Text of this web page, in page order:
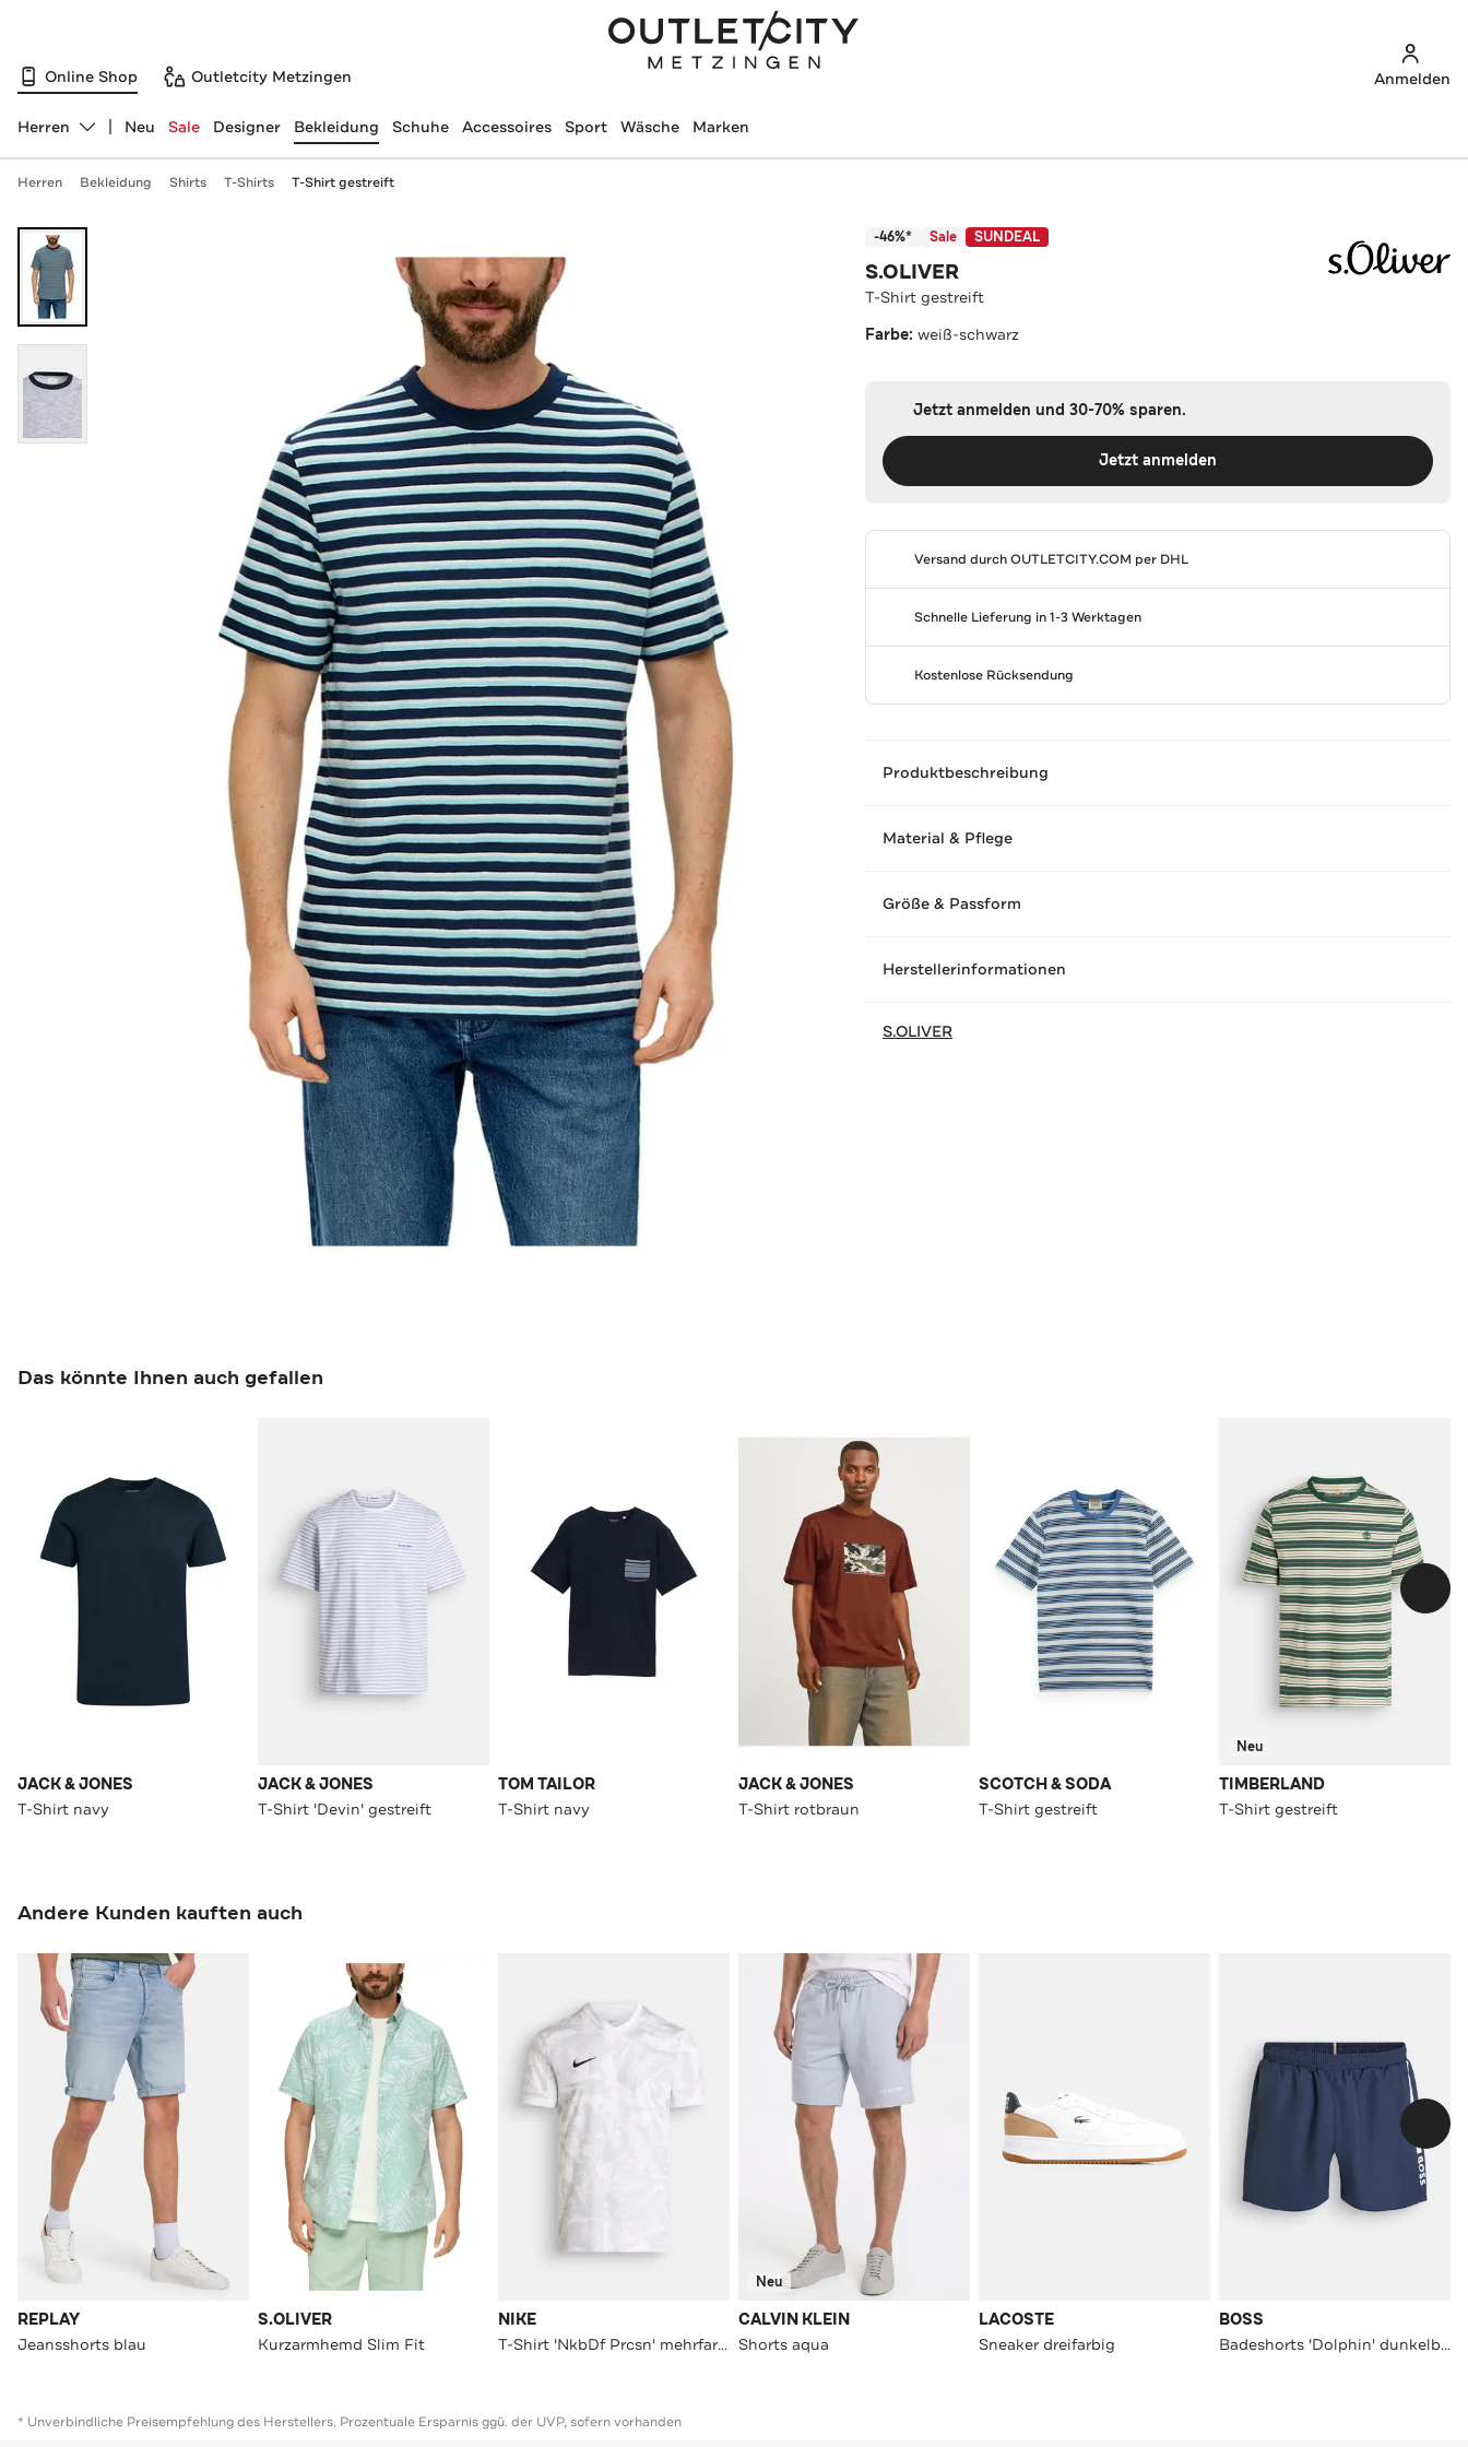
Online Shop Outletcity Metzingen Anmelden
Abteilung ändern, ausgewählt:
Herren Neu Sale Designer Bekleidung Schuhe Accessoires Sport Wäsche Marken
Herren Bekleidung Shirts T-Shirts T-Shirt gestreift
-46%* Sale SUNDEAL
S.OLIVER
T-Shirt gestreift
Farbe:weiß-schwarz
Jetzt anmelden und 30-70% sparen.
Jetzt anmelden
Versand durchOUTLETCITY.COM per DHL
Schnelle Lieferung in 1-3 Werktagen
Kostenlose Rücksendung
Produktbeschreibung
Material & Pflege
Größe & Passform
Herstellerinformationen
S.OLIVER
Das könnte Ihnen auch gefallen
JACK & JONES
T-Shirt navy
JACK & JONES
T-Shirt 'Devin' gestreift
TOM TAILOR
T-Shirt navy
JACK & JONES
T-Shirt rotbraun
SCOTCH & SODA
T-Shirt gestreift
Neu
TIMBERLAND
T-Shirt gestreift
Andere Kunden kauften auch
REPLAY
Jeansshorts blau
S.OLIVER
Kurzarmhemd Slim Fit
NIKE
T-Shirt 'NkbDf Prcsn' mehrfarbig
Neu
CALVIN KLEIN
Shorts aqua
LACOSTE
Sneaker dreifarbig
BOSS
Badeshorts 'Dolphin' dunkelblau
* Unverbindliche Preisempfehlung des Herstellers. Prozentuale Ersparnis ggü. der UVP, sofern vorhanden